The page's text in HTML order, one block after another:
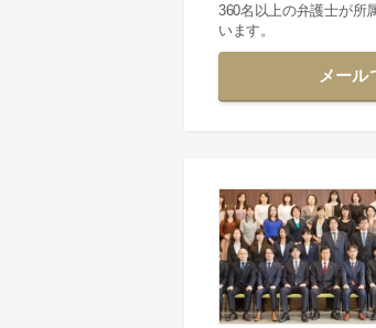
360名以上の弁護士が所
います。
メール